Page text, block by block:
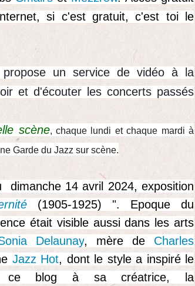
si c'est gratuit, c'est toi le
propose un service de vidéo à la
et d'écouter les concerts passés
scène, chaque lundi et chaque mardi à
Garde du Jazz sur scène.
dimanche 14 avril 2024, exposition
(1905-1925) ". Epoque du
était visible aussi dans les arts
Delaunay, mère de Charles
Jazz Hot, dont le style a inspiré le
ce blog à sa créatrice, la